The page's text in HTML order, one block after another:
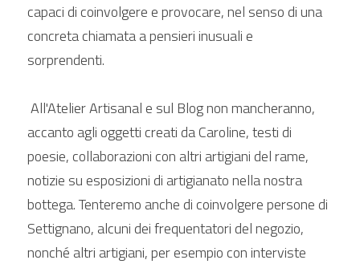
Italiano
POWERED BY
capaci di coinvolgere e provocare, nel senso di una
concreta chiamata a pensieri inusuali e
sorprendenti.
accanto agli oggetti creati da Caroline, testi di
poesie, collaborazioni con altri artigiani del rame,
notizie su esposizioni di artigianato nella nostra
bottega. Tenteremo anche di coinvolgere persone di
Settignano, alcuni dei frequentatori del negozio,
nonché altri artigiani, per esempio con interviste